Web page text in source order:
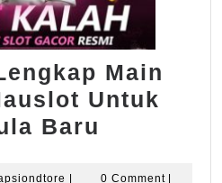
Main
Untuk
Baru
Papsiondtore
| 0 Comment |